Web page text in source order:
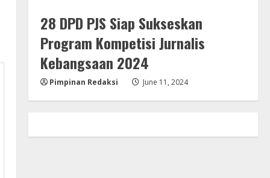
28 DPD PJS Siap Sukseskan
Program Kompetisi Jurnalis
Kebangsaan 2024
Pimpinan Redaksi June 11, 2024